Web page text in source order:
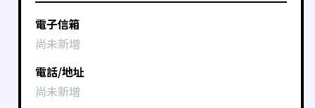
電子信箱
尚未新增
電話/地址
尚未新增